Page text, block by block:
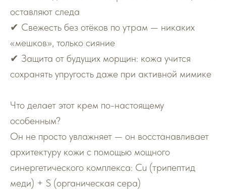
оставляют следа
✔ Свежесть без отёков по утрам — никаких
«мешков», только сияние
✔ Защита от будущих морщин: кожа учится
сохранять упругость даже при активной мимике
Что делает этот крем по-настоящему
особенным?
Он не просто увлажняет — он восстанавливает
архитектуру кожи с помощью мощного
синергетического комплекса: Cu (трипептид
меди) + S (органическая сера)